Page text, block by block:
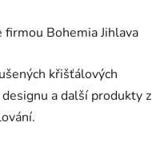
Bohemia Jihlava
křišťálových
a další produkty z